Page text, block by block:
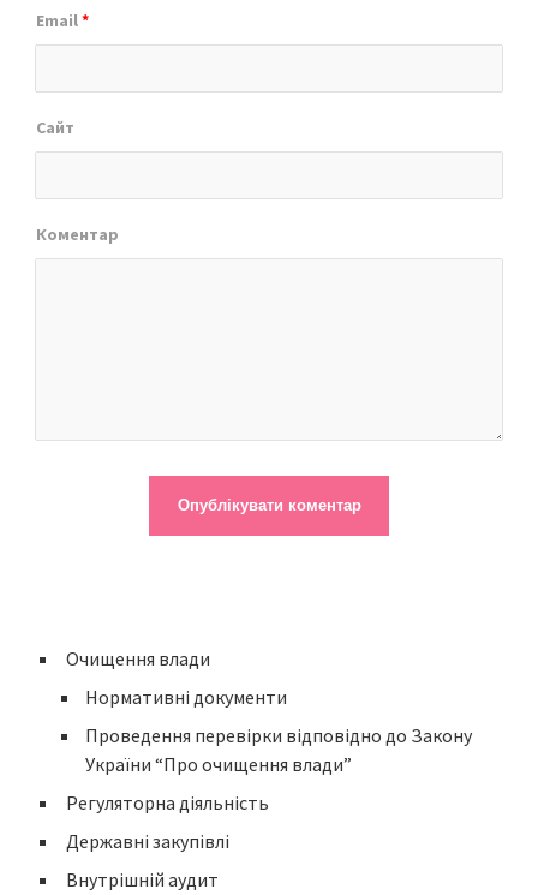
Email*
Сайт
Коментар
Очищення влади
Нормативні документи
Проведення перевірки відповідно до Закону
України “Про очищення влади”
Регуляторна діяльність
Державні закупівлі
Внутрішній аудит